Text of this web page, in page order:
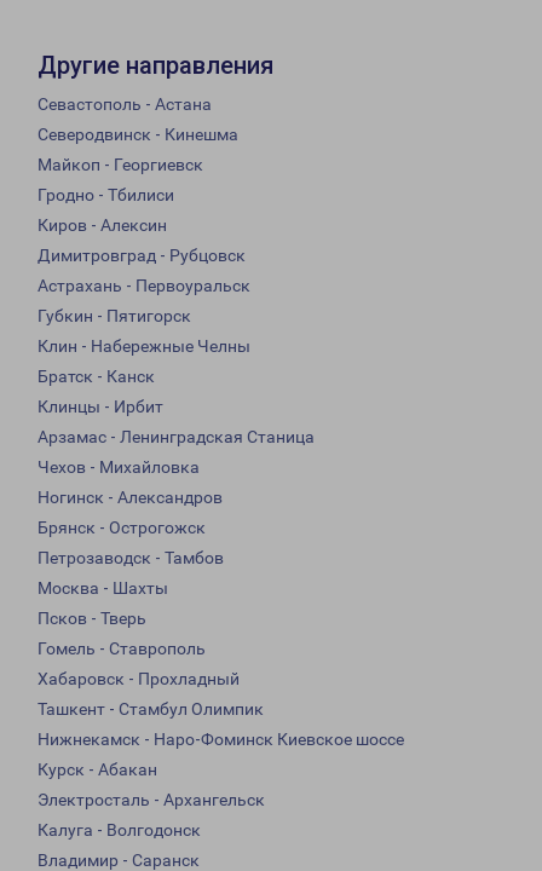
Другие направления
Севастополь - Астана
Северодвинск - Кинешма
Майкоп - Георгиевск
Гродно - Тбилиси
Киров - Алексин
Димитровград - Рубцовск
Астрахань - Первоуральск
Губкин - Пятигорск
Клин - Набережные Челны
Братск - Канск
Клинцы - Ирбит
Арзамас - Ленинградская Станица
Чехов - Михайловка
Ногинск - Александров
Брянск - Острогожск
Петрозаводск - Тамбов
Москва - Шахты
Псков - Тверь
Гомель - Ставрополь
Хабаровск - Прохладный
Ташкент - Стамбул Олимпик
Нижнекамск - Наро-Фоминск Киевское шоссе
Курск - Абакан
Электросталь - Архангельск
Калуга - Волгодонск
Владимир - Саранск